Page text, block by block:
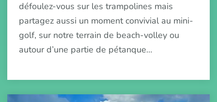
défoulez-vous sur les trampolines mais
partagez aussi un moment convivial au mini-
golf, sur notre terrain de beach-volley ou
autour d’une partie de pétanque…